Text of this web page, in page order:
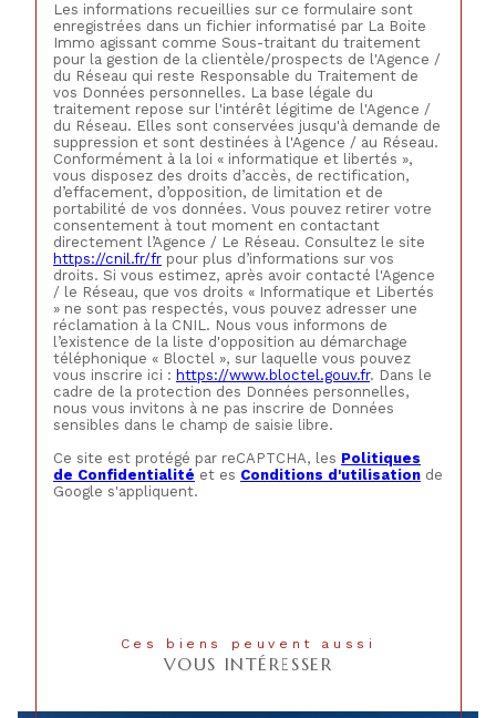
Les informations recueillies sur ce formulaire sont
enregistrées dans un fichier informatisé par La Boite
Immo agissant comme Sous-traitant du traitement
pour la gestion de la clientèle/prospects de l'Agence /
du Réseau qui reste Responsable du Traitement de
vos Données personnelles. La base légale du
traitement repose sur l'intérêt légitime de l'Agence /
du Réseau. Elles sont conservées jusqu'à demande de
suppression et sont destinées à l'Agence / au Réseau.
Conformément à la loi « informatique et libertés »,
vous disposez des droits d’accès, de rectification,
d’effacement, d’opposition, de limitation et de
portabilité de vos données. Vous pouvez retirer votre
consentement à tout moment en contactant
directement l’Agence / Le Réseau. Consultez le site
https://cnil.fr/fr pour plus d’informations sur vos
droits. Si vous estimez, après avoir contacté l'Agence
/ le Réseau, que vos droits « Informatique et Libertés
» ne sont pas respectés, vous pouvez adresser une
réclamation à la CNIL. Nous vous informons de
l’existence de la liste d'opposition au démarchage
téléphonique « Bloctel », sur laquelle vous pouvez
vous inscrire ici : https://www.bloctel.gouv.fr. Dans le
cadre de la protection des Données personnelles,
nous vous invitons à ne pas inscrire de Données
sensibles dans le champ de saisie libre.
Ce site est protégé par reCAPTCHA, les Politiques
de Confidentialité et es Conditions d'utilisation de
Google s'appliquent.
Ces biens peuvent aussi
VOUS INTÉRESSER